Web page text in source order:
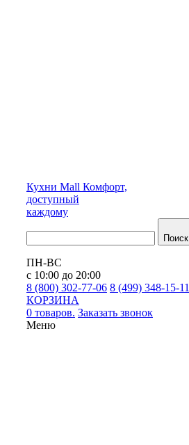
Кухни Mall Комфорт,
доступный
каждому
Поиск
ПН-ВС
с 10:00 до 20:00
8 (800) 302-77-06 8 (499) 348-15-11
КОРЗИНА
0 товаров. Заказать звонок
Меню